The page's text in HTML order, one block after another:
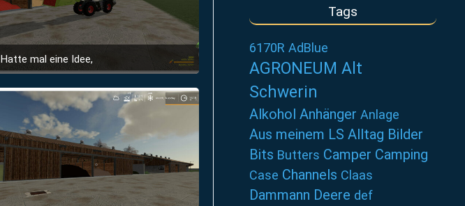
Hatte mal eine Idee,
6. Juni 2020 um 20:27
Tags
6170R AdBlue
AGRONEUM Alt
Schwerin
Alkohol Anhänger Anlage
Aus meinem LS Alltag Bilder
Bits Butters Camper Camping
Case Channels Claas
Dammann Deere def